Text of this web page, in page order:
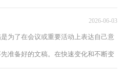
2026-06-03
为了在会议或重要活动上表达自己意
准备好的文稿。在快速变化和不断变